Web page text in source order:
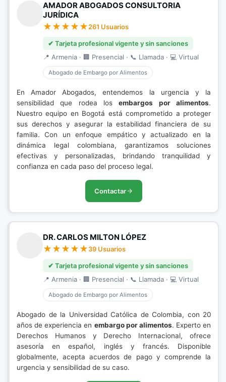
AMADOR ABOGADOS CONSULTORIA
JURÍDICA
261 Usuarios
✔ Tarjeta profesional vigente y sin sanciones
📍 Armenia · 🏢 Presencial · 📞 Llamada · 💻 Virtual
Abogado de Embargo por Alimentos
En Amador Abogados, entendemos la urgencia y la
sensibilidad que rodea losembargos por alimentos.
Nuestro equipo en Bogotá está comprometido a proteger
sus derechos y asegurar la estabilidad financiera de su
familia. Con un enfoque empático y actualizado en la
dinámica legal colombiana, garantizamos soluciones
efectivas y personalizadas, brindando tranquilidad y
confianza en cada paso del proceso legal.
Contactar
DR. CARLOS MILTON LÓPEZ
39 Usuarios
✔ Tarjeta profesional vigente y sin sanciones
📍 Armenia · 🏢 Presencial · 📞 Llamada · 💻 Virtual
Abogado de Embargo por Alimentos
Abogado de la Universidad Católica de Colombia, con 20
años de experiencia en embargo por alimentos. Experto en
Derechos Humanos y Derecho Internacional, ofrece
asesoría en español, inglés y francés. Disponible
globalmente, acepta acuerdos de pago y comprende la
urgencia y sensibilidad de su caso.